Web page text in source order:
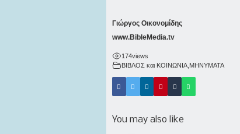
Γιώργος Οικονομίδης
www.BibleMedia.tv
174views
ΒΙΒΛΟΣ και ΚΟΙΝΩΝΙΑ ΜΗΝΥΜΑΤΑ
You may also like